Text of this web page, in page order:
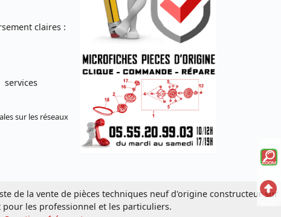
claires :
services
sur les réseaux
de la vente de pièces techniques neuf d'origine constructeur sur
pour les professionnel et les particuliers.
la